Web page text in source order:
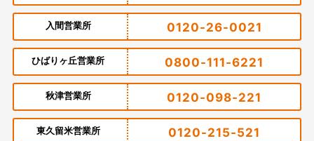
入間営業所 0120-26-0021
ひばりヶ丘営業所 0800-111-6221
秋津営業所 0120-098-221
東久留米営業所 0120-215-521